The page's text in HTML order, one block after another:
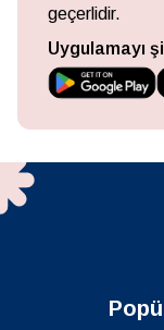
geçerlidir.
Uygulamayı